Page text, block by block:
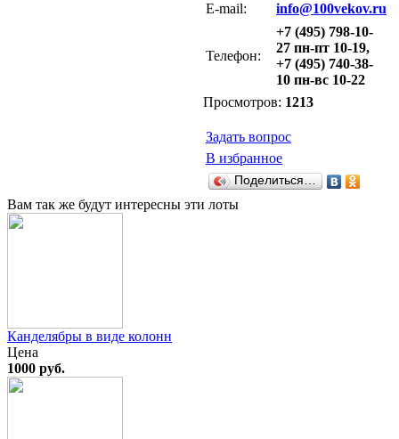
E-mail:
info@100vekov.ru
Телефон:
+7 (495) 798-10-
27 пн-пт 10-19,
+7 (495) 740-38-
10 пн-вс 10-22
Просмотров: 1213
Задать вопрос
В избранное
Поделиться…
Вам так же будут интересны эти лоты
Канделябры в виде колонн
Цена
1000 руб.